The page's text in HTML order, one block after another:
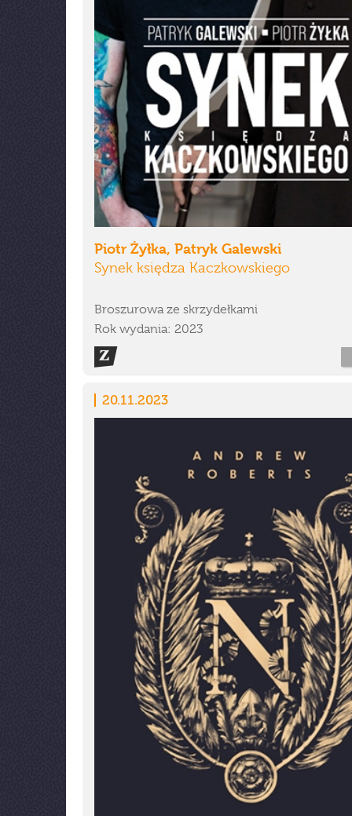
Piotr Żyłka, Patryk Galewski
Synek księdza Kaczkowskiego
Broszurowa ze skrzydełkami
Rok wydania: 2023
20.11.2023